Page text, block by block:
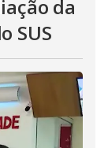
da
SUS